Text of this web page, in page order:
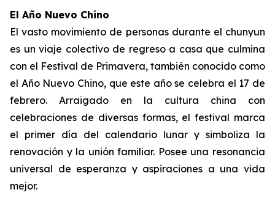
El Año Nuevo Chino
El vasto movimiento de personas durante el chunyun
es un viaje colectivo de regreso a casa que culmina
con el Festival de Primavera, también conocido como
el Año Nuevo Chino, que este año se celebra el 17 de
febrero. Arraigado en la cultura china con
celebraciones de diversas formas, el festival marca
el primer día del calendario lunar y simboliza la
renovación y la unión familiar. Posee una resonancia
universal de esperanza y aspiraciones a una vida
mejor.